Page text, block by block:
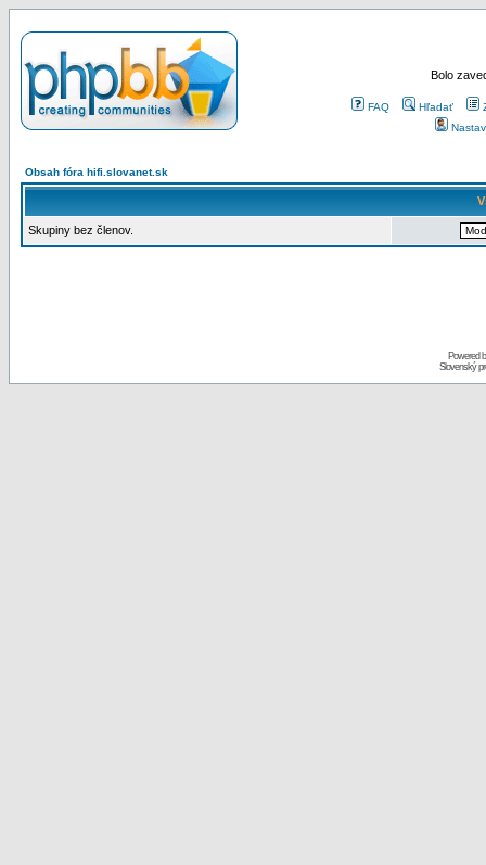
Bolo
FAQ Hľadať
Obsah fóra hifi.slovanet.sk
Skupiny bez členov.
Powered
Slovenský